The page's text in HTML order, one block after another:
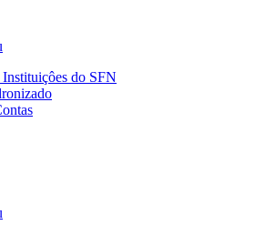
do SFN